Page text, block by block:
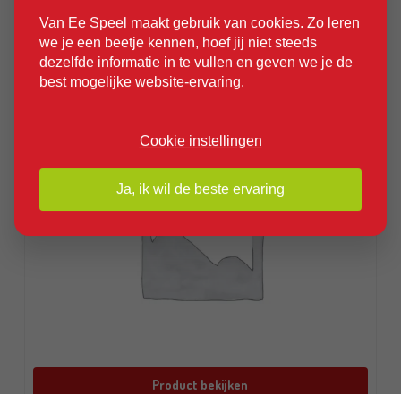
Product bekijken
Van Ee Speel maakt gebruik van cookies. Zo leren
we je een beetje kennen, hoef jij niet steeds
dezelfde informatie in te vullen en geven we je de
best mogelijke website-ervaring.
Cookie instellingen
Ja, ik wil de beste ervaring